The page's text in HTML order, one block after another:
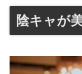
陰キャが